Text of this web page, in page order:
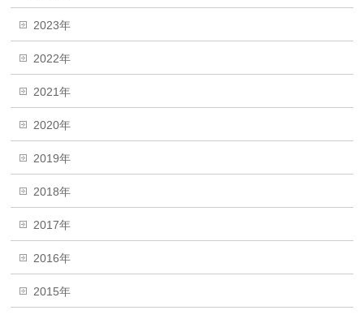
2023年
2022年
2021年
2020年
2019年
2018年
2017年
2016年
2015年